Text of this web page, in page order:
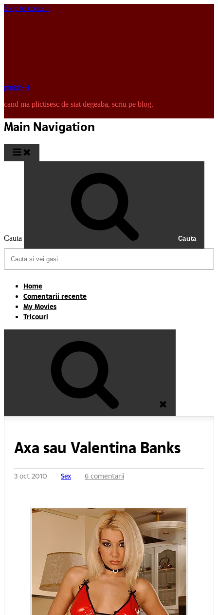
Skip to content
pinkISH
cand ma plictisesc de stat degeaba, scriu pe blog.
Main Navigation
Cauta Cauta
Home
Comentarii recente
My Movies
Tricouri
Axa sau Valentina Banks
3 oct 2010 Sex 6 comentarii